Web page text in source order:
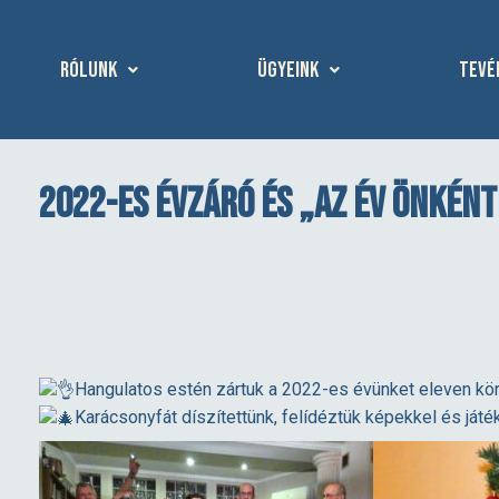
Rólunk Ügyeink
2022-es évzáró és „Az Év
2
0
Hangulatos estén zártuk a 2022-es évünket eleven
Karácsonyfát díszítettünk, felídéztük képekkel és